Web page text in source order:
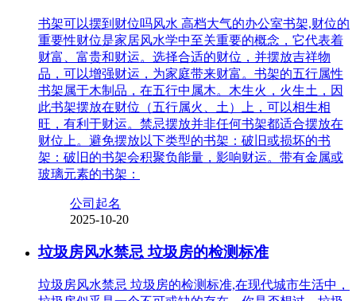
书架可以摆到财位吗风水 高档大气的办公室书架,财位的
重要性财位是家居风水学中至关重要的概念，它代表着
财富、富贵和财运。选择合适的财位，并摆放吉祥物
品，可以增强财运，为家庭带来财富。书架的五行属性
书架属于木制品，在五行中属木。木生火，火生土，因
此书架摆放在财位（五行属火、土）上，可以相生相
旺，有利于财运。禁忌摆放并非任何书架都适合摆放在
财位上。避免摆放以下类型的书架：破旧或损坏的书
架：破旧的书架会积聚负能量，影响财运。带有金属或
玻璃元素的书架：
公司起名
2025-10-20
垃圾房风水禁忌 垃圾房的检测标准
垃圾房风水禁忌 垃圾房的检测标准,在现代城市生活中，